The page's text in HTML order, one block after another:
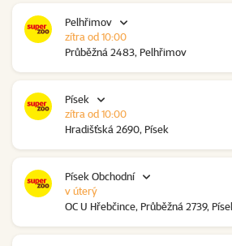
Pelhřimov
Průběžná 2483, Pelhřimov
zítra od 10:00
Písek
Hradišťská 2690, Písek
zítra od 10:00
Písek Obchodní
OC U Hřebčince, Průběžná 2739,
v úterý